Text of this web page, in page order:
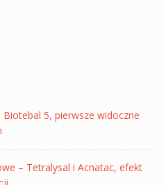
5, pierwsze widoczne
– Tetralysal i Acnatac, efekt